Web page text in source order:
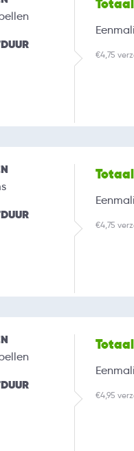
€4,75
€4,75
€4,95